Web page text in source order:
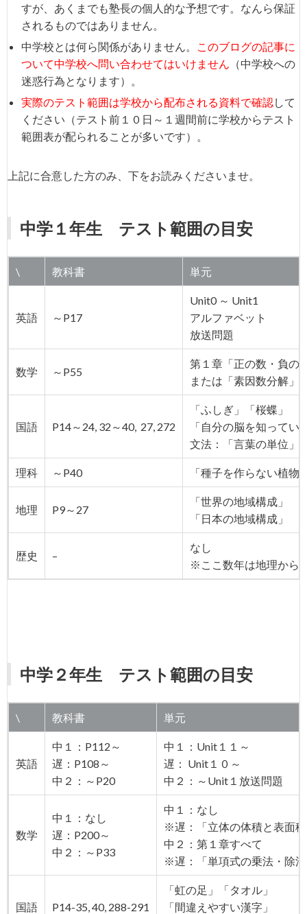
すが、あくまでも塾長の個人的な予想です。なんら保証
されるものではありません。
中学校とは何ら関係がありません。
このブログの記事に
ついて中学校へ問い合わせてはいけません
（中学校への
迷惑行為となります）。
実際のテスト範囲は学校から配布される資料で確認 して
ください（テスト前１０日～１週間前に学校からテスト
範囲表が配られることが多いです）。
上記に合意した方のみ、下をお読みくださいませ。
中学１年生 テスト範囲の目安
\ 教科書 単元
英語 ～P17
Unit0 ～ Unit1
アルファベット
放送問題
数学 ～P55
第１章「正の数・負の
または「素因数分解」
国語 P14～24, 32～40, 27, 272
「ふしぎ」「桜蝶」
「自分の脳を知ってい
文法：「言葉の単位」
理科 ～P40 「種子を作らない植物
地理 P9～27
「世界の地域構成」
「日本の地域構成」
歴史 –
なし
※ここ数年は地理から
中学２年生 テスト範囲の目安
\ 教科書 単元
英語
中１：P112～
遅：P108～
中２：～P20
中１：Unit１１～
遅： Unit１０～
中２：～Unit１放送問題
数学
中１：なし
遅：P200～
中２：～P33
中１：なし
※遅：「立体の体積と表面
中２：第１章すべて
※遅：「単項式の乗法・除
国語 P14-35, 40, 288-291
「虹の足」「タオル」
「間違えやすい漢字」